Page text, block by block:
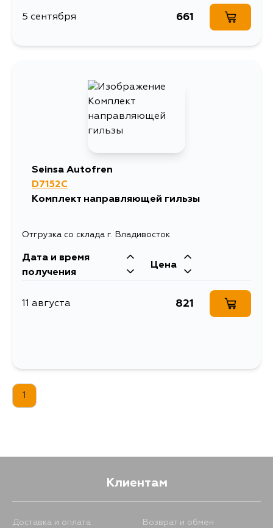
5 сентября 661
Seinsa Autofren
D7152C
Комплект направляющей гильзы
Отгрузка со склада г. Владивосток
Дата и время
получения
Цена
11 августа 821
1
Клиентам
Доставка и оплата Возврат и обмен